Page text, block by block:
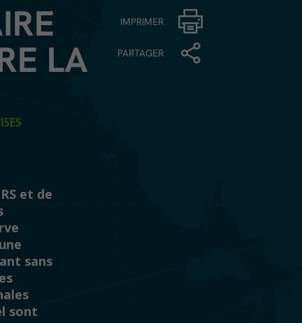
LA
IMPRIMER
PARTAGER
et de
sans
sont